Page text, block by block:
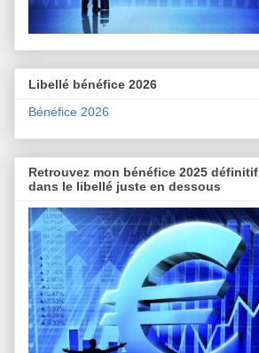
Libellé bénéfice 2026
Bénéfice 2026
Retrouvez mon bénéfice 2025 définitif
dans le libellé juste en dessous